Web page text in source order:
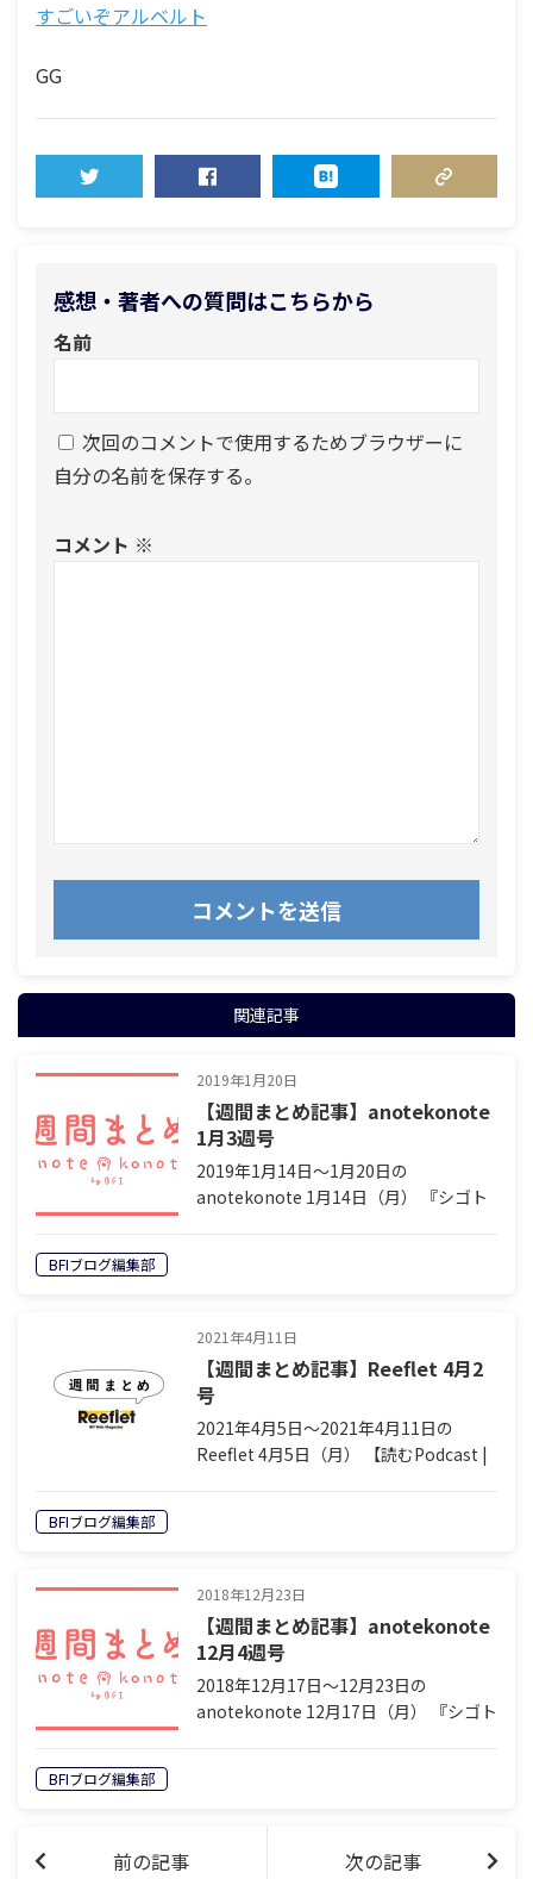
すごいぞアルベルト
GG
感想・著者への質問はこちらから
名前
次回のコメントで使用するためブラウザーに
自分の名前を保存する。
コメント ※
関連記事
2019年1月20日
【週間まとめ記事】anotekonote
1月3週号
2019年1月14日〜1月20日の
anotekonote 1月14日（月） 『シゴト
BFIブログ編集部
2021年4月11日
【週間まとめ記事】Reeflet 4月2
号
2021年4月5日〜2021年4月11日の
Reeflet 4月5日（月） 【読むPodcast |
BFIブログ編集部
2018年12月23日
【週間まとめ記事】anotekonote
12月4週号
2018年12月17日〜12月23日の
anotekonote 12月17日（月） 『シゴト
BFIブログ編集部
前の記事 次の記事